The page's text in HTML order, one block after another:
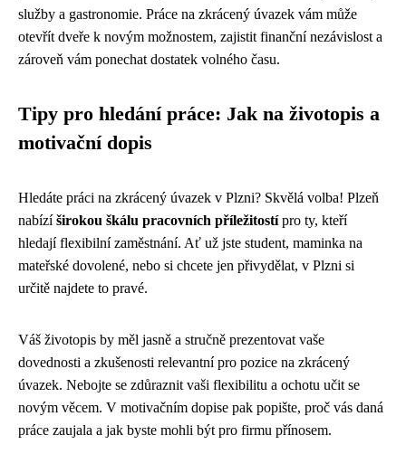
služby a gastronomie. Práce na zkrácený úvazek vám může
otevřít dveře k novým možnostem, zajistit finanční nezávislost a
zároveň vám ponechat dostatek volného času.
Tipy pro hledání práce: Jak na životopis a
motivační dopis
Hledáte práci na zkrácený úvazek v Plzni? Skvělá volba! Plzeň
nabízíširokou škálu pracovních příležitostípro ty, kteří
hledají flexibilní zaměstnání. Ať už jste student, maminka na
mateřské dovolené, nebo si chcete jen přivydělat, v Plzni si
určitě najdete to pravé.
Váš životopis by měl jasně a stručně prezentovat vaše
dovednosti a zkušenosti relevantní pro pozice na zkrácený
úvazek. Nebojte se zdůraznit vaši flexibilitu a ochotu učit se
novým věcem. V motivačním dopise pak popište, proč vás daná
práce zaujala a jak byste mohli být pro firmu přínosem.